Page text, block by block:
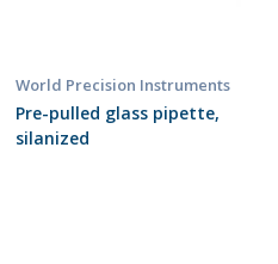
World Precision Instruments
Pre-pulled glass pipette,
silanized